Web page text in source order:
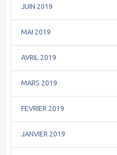
JUIN 2019
MAI 2019
AVRIL 2019
MARS 2019
FEVRIER 2019
JANVIER 2019